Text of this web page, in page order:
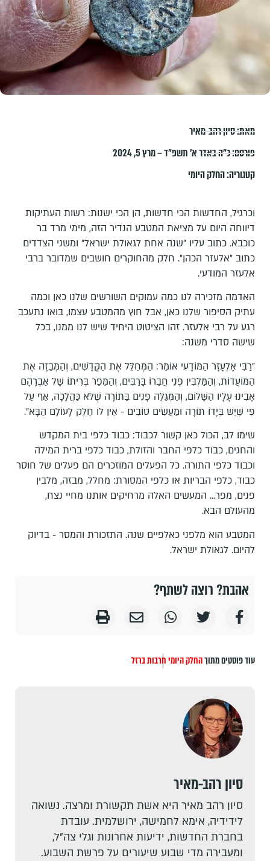
מאת:סיון רהב-מאיר
פורסם:כ״ה באדר א׳ תשפ״ד – מרץ 5, 2024
קטגוריה:החלק היומי
וכרגיל, החדשות הכי חדשות, הן הכי ישנות: רשות העתיקות
דיווחה היום על מציאת המטבע הנדיר הזה, מימי מרד בר
כוכבא. כתוב עליו "שנה אחת לגאולת ישראל" ומשני הצדדים
כתוב "אלעזר הכהן". חלק מהחוקרים חושבים שמדובר ברבי
אלעזר המודעי.
האדמה מזכירה לנו כמה עמוקים השורשים שלנו כאן וכמה
עתיק הסיפור שלנו כאן, אבל חוץ מהמטבע עצמו, בואו נתעכב
רגע על רבי אלעזר. זהו הציטוט היחיד שיש לנו ממנו, בכל
שישה סדרי משנה:
"רַבִּי אֶלְעָזָר הַמּוֹדָעִי אוֹמֵר: הַמְּחַלֵּל אֶת הַקֳּדָשִׁים, וְהַמְּבַזֶּה אֶת
הַמּוֹעֲדוֹת, וְהַמַּלְבִּין פְּנֵי חֲבֵרוֹ בָּרַבִּים, וְהַמֵּפֵר בְּרִיתוֹ שֶׁל אַבְרָהָם
אָבִינוּ עָלָיו הַשָּׁלוֹם, וְהַמְּגַלֶּה פָּנִים בַּתּוֹרָה שֶׁלֹּא כַּהֲלָכָה, אַף עַל
פִּי שֶׁיֵּשׁ בְּיָדוֹ תּוֹרָה וּמַעֲשִׂים טוֹבִים - אֵין לוֹ חֵלֶק לָעוֹלָם הַבָּא".
שימו לב, הכול כאן קשור לכבוד: כבוד כלפי בית המקדש
והחגים, כבוד כלפי החבר והזולת, כבוד כלפי ברית המילה
וכבוד כלפי התורה. כל הפעלים המוזכרים הם פעלים של חוסר
כבוד, כלפי הבריות או כלפי המסורת: מחלל, מבזה, מלבין
פנים, מפר... המעשים האלה מרחיקים אותנו מחיי נצח,
מהעולם הבא.
המטבע הוא מלפני כאלפיים שנה. התזכורת והמסר - בדיוק
להיום. לגאולת ישראל.
אהבת? רוצה לשתף?
עוד פוסטים מתוךהחלק היומיחרבות ברזל
סיון רהב-מאיר
סיון רהב מאיר היא אשת תקשורת ומרצה. נשואה
לידידיה, אימא לחמישה, ירושלמית. עובדת
בחברת החדשות, ידיעות אחרונות וגלי צה"ל,
ומעבירה מדי שבוע שיעורים על פרשת השבוע.